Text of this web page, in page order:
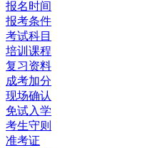
报名时间
报考条件
考试科目
培训课程
复习资料
成考加分
现场确认
免试入学
考生守则
准考证